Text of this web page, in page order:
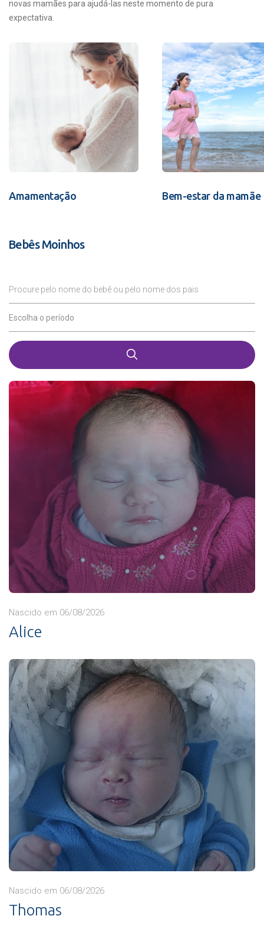
novas mamães para ajudá-las neste momento de pura
expectativa.
Amamentação Bem-estar da mamãe
Bebês Moinhos
Procure pelo nome do bebê ou pelo nome dos pais
Escolha o período
Nascido em 06/08/2026
Alice
Nascido em 06/08/2026
Thomas